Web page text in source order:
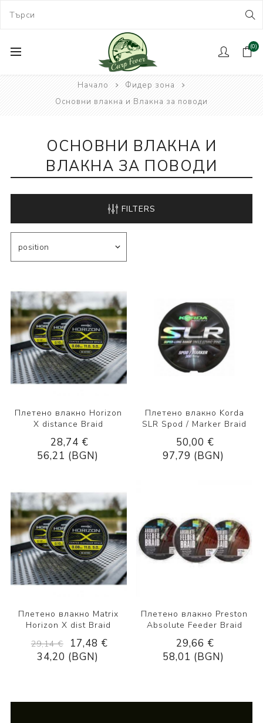
(0)
Начало
Фидер зона
Основни влакна и Влакна за поводи
ОСНОВНИ ВЛАКНА И
ВЛАКНА ЗА ПОВОДИ
FILTERS
Плетено влакно Horizon
X distance Braid
28,74 €
56,21 (BGN)
Плетено влакно Korda
SLR Spod / Marker Braid
50,00 €
97,79 (BGN)
Плетено влакно Matrix
Horizon X dist Braid
29,14 €
17,48 €
34,20 (BGN)
Плетено влакно Рreston
Аbѕоlutе Fееdеr Вrаіd
29,66 €
58,01 (BGN)